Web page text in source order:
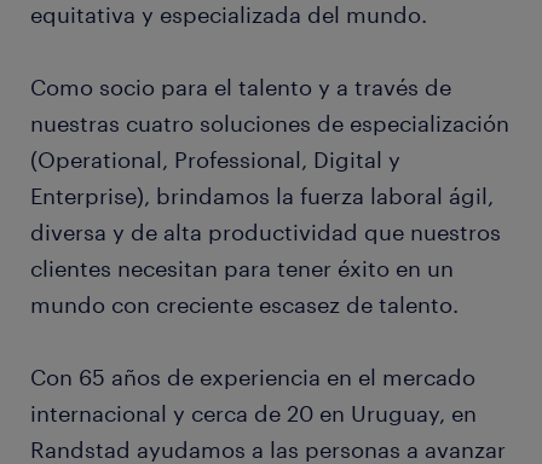
equitativa y especializada del mundo.
Como socio para el talento y a través de
nuestras cuatro soluciones de especialización
(Operational, Professional, Digital y
Enterprise), brindamos la fuerza laboral ágil,
diversa y de alta productividad que nuestros
clientes necesitan para tener éxito en un
mundo con creciente escasez de talento.
Con 65 años de experiencia en el mercado
internacional y cerca de 20 en Uruguay, en
Randstad ayudamos a las personas a avanzar